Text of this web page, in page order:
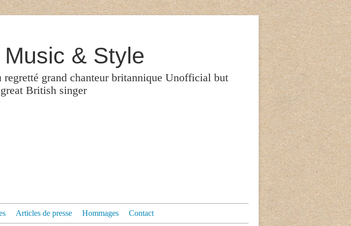
& Style
grand chanteur britannique Unofficial but
British singer
Articles de presse Hommages Contact